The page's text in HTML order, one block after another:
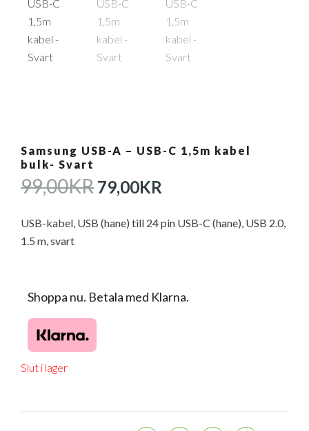
Samsung USB-A – USB-C 1,5m kabel
bulk- Svart
99,00KRDET
URSPRUNGLIGA
PRISET
79,00KR
PRISET
USB-kabel, USB (hane) till 24 pin USB-C (hane), USB 2.0,
1.5 m, svart
Shoppa nu. Betala med Klarna.
Slut i lager